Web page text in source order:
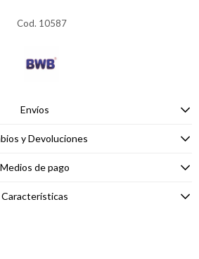
Cod. 10587
Envíos
y Devoluciones
Medios de pago
Características